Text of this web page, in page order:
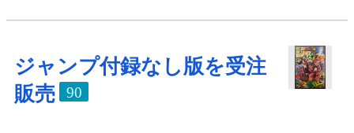
ジャンプ付録なし版を受注
販売
90